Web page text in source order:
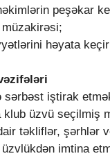
peşəkar
həyata
sərbəst iştirak
klub üzvü seçilmiş
təkliflər, şərhlər
imtina